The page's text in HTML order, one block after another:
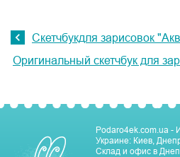
Скетчбукдля зарисовок
Оригинальный скетчбук для
Podaro4ek.com.ua -
Украине: Киев,
Склад и офис в